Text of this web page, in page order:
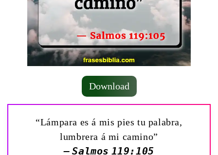
Download
“Lámpara es á mis pies tu palabra,
lumbrera á mi camino”
— Salmos 119:105